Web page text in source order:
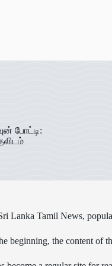
போட்டி:
Lanka Tamil News,
beginning, the content of